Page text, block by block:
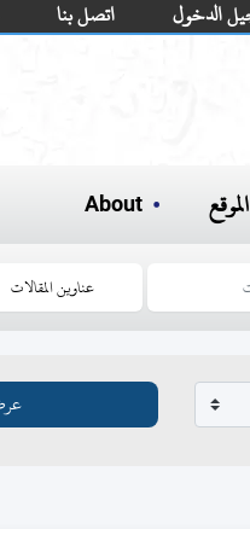
اتصل بنا الدخول
About